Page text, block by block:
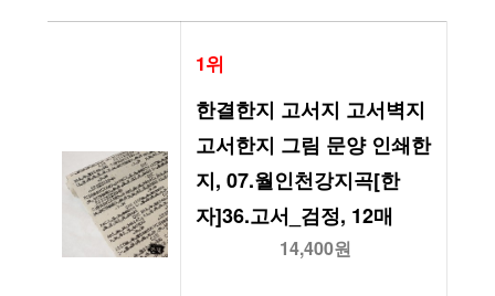
1위
한결한지 고서지 고서벽지
고서한지 그림 문양 인쇄한
지, 07.월인천강지곡[한
자]36.고서_검정, 12매
14,400원